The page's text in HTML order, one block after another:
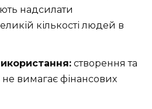
надсилати
кількості людей в
створення та
вимагає фінансових